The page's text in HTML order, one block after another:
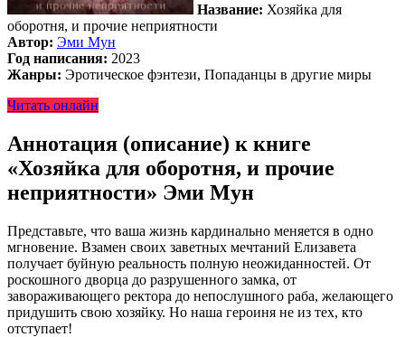
Название: Хозяйка для
оборотня, и прочие неприятности
Автор: Эми Мун
Год написания: 2023
Жанры: Эротическое фэнтези, Попаданцы в другие миры
Читать онлайн
Аннотация (описание) к книге
«Хозяйка для оборотня, и прочие
неприятности» Эми Мун
Представьте, что ваша жизнь кардинально меняется в одно
мгновение. Взамен своих заветных мечтаний Елизавета
получает буйную реальность полную неожиданностей. От
роскошного дворца до разрушенного замка, от
завораживающего ректора до непослушного раба, желающего
придушить свою хозяйку. Но наша героиня не из тех, кто
отступает!